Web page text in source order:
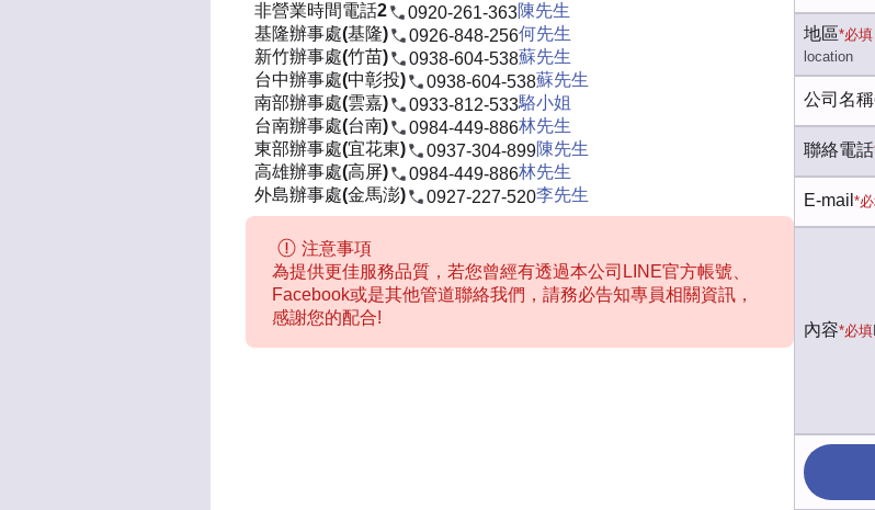
非營業時間電話2
0920-261-363陳先生
基隆辦事處(基隆)
0926-848-256何先生
新竹辦事處(竹苗)
0938-604-538蘇先生
台中辦事處(中彰投)
0938-604-538蘇先生
南部辦事處(雲嘉)
0933-812-533駱小姐
台南辦事處(台南)
0984-449-886林先生
東部辦事處(宜花東)
0937-304-899陳先生
高雄辦事處(高屏)
0984-449-886林先生
外島辦事處(金馬澎)
0927-227-520李先生
注意事項
為提供更佳服務品質，若您曾經有透過本公司LINE官方帳號、
Facebook或是其他管道聯絡我們，請務必告知專員相關資訊，
感謝您的配合!
地區*必填
location
公司名稱
聯絡電話
E-mail *
內容*必填